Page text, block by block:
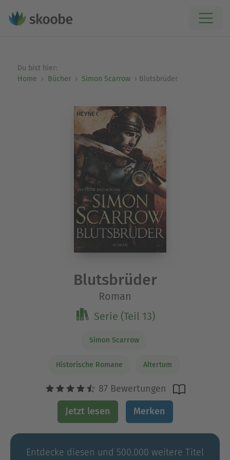
Du bist hier:
Home
Bücher Simon Scarrow Blutsbrüder
Blutsbrüder
Roman
Serie (Teil 13)
Simon Scarrow
Historische Romane Altertum
87 Bewertungen
Jetzt lesen Merken
Entdecke diesen und 500.000 weitere Titel